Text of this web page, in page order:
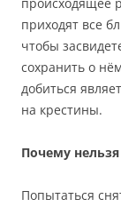
приходят все
чтобы
сохранить о
добиться
на крестины.
Почему
Попытаться